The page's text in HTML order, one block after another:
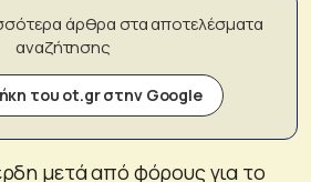
άρθρα στα αποτελέσματα
αναζήτησης
του ot.gr στην Google
μετά από φόρους για το